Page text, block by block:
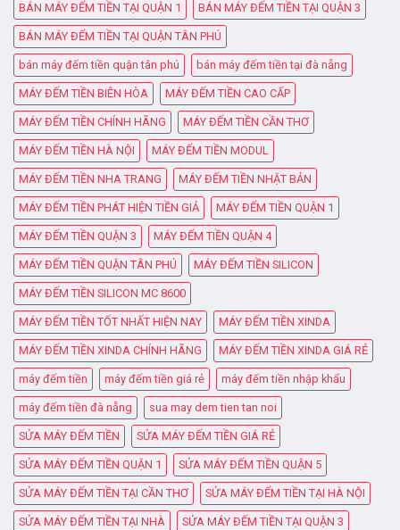
BÁN MÁY ĐẾM TIỀN TẠI QUẬN 1 BÁN MÁY ĐẾM TIỀN TẠI QUẬN 3
BÁN MÁY ĐẾM TIỀN TẠI QUẬN TÂN PHÚ
bán máy đếm tiền quận tân phú bán máy đếm tiền tại đà nẵng
MÁY ĐẾM TIỀN BIÊN HÒA MÁY ĐẾM TIỀN CAO CẤP
MÁY ĐẾM TIỀN CHÍNH HÃNG MÁY ĐẾM TIỀN CẦN THƠ
MÁY ĐẾM TIỀN HÀ NỘI MÁY ĐẾM TIỀN MODUL
MÁY ĐẾM TIỀN NHA TRANG MÁY ĐẾM TIỀN NHẬT BẢN
MÁY ĐẾM TIỀN PHÁT HIỆN TIỀN GIẢ MÁY ĐẾM TIỀN QUẬN 1
MÁY ĐẾM TIỀN QUẬN 3 MÁY ĐẾM TIỀN QUẬN 4
MÁY ĐẾM TIỀN QUẬN TÂN PHÚ MÁY ĐẾM TIỀN SILICON
MÁY ĐẾM TIỀN SILICON MC 8600
MÁY ĐẾM TIỀN TỐT NHẤT HIỆN NAY MÁY ĐẾM TIỀN XINDA
MÁY ĐẾM TIỀN XINDA CHÍNH HÃNG MÁY ĐẾM TIỀN XINDA GIÁ RẺ
máy đếm tiền máy đếm tiền giá rẻ máy đếm tiền nhập khẩu
máy đếm tiền đà nẵng sua may dem tien tan noi
SỬA MÁY ĐẾM TIỀN SỬA MÁY ĐẾM TIỀN GIÁ RẺ
SỬA MÁY ĐẾM TIỀN QUẬN 1 SỬA MÁY ĐẾM TIỀN QUẬN 5
SỬA MÁY ĐẾM TIỀN TẠI CẦN THƠ SỬA MÁY ĐẾM TIỀN TẠI HÀ NỘI
SỬA MÁY ĐẾM TIỀN TẠI NHÀ SỬA MÁY ĐẾM TIỀN TẠI QUẬN 3